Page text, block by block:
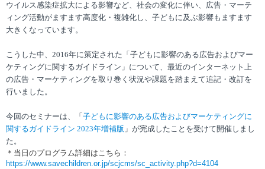
ウイルス感染症拡大による影響など、社会の変化に伴い、広告・マーテ
ィング活動がますます高度化・複雑化し、子どもに及ぶ影響もますます
大きくなっています。
こうした中、 2016年に策定された「子どもに影響のある広告およびマー
ケティングに関するガイドライン」について、最近のインターネット上
の広告・マーケティングを取り巻く状況や課題を踏まえて追記・改訂を
行いました。
今回のセミナーは、「 子どもに影響のある広告およびマーケティングに
関するガイドライン 2023年増補版 」が完成したことを受けて開催しまし
た。
＊当日のプログラム詳細はこちら：
https://www.savechildren.or.jp/scjcms/sc_activity.php?d=4104